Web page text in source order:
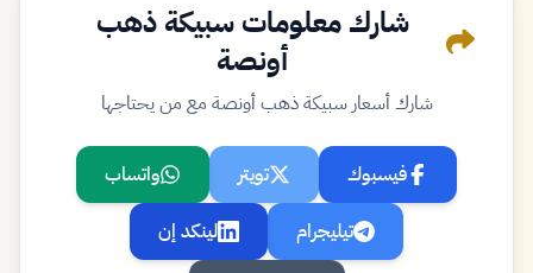
شارك معلومات سبيكة ذهب
أونصة
شارك أسعار سبيكة ذهب أونصة مع من يحتاجها
فيسبوك تويتر
واتساب
تيليجرام
لينكد إن